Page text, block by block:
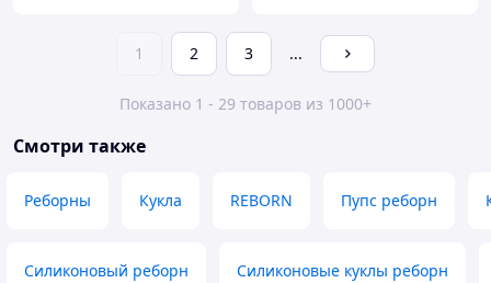
1 2 3 ...
Показано 1 - 29 товаров из 1000+
Смотри также
Реборны Кукла REBORN Пупс реборн
Силиконовый реборн Силиконовые куклы реборн